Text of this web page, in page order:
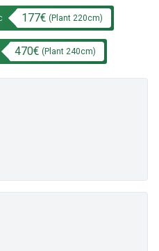
177€ (Plant 220cm)
470€ (Plant 240cm)